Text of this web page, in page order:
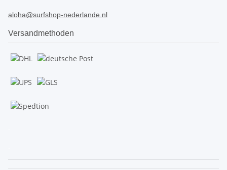
aloha@surfshop-nederlande.nl
Versandmethoden